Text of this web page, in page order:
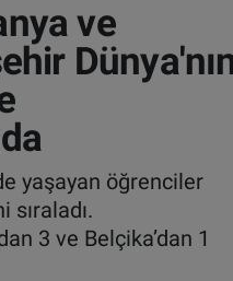
ve
yaşayan öğrenciler
3 ve Belçika’dan 1
Fikstür